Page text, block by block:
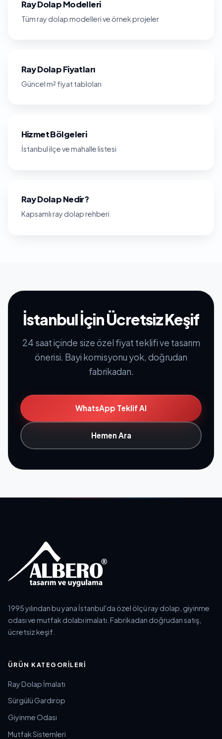
Ray Dolap Modelleri
Tüm ray dolap modelleri ve örnek projeler
Ray Dolap Fiyatları
Güncel m² fiyat tabloları
Hizmet Bölgeleri
İstanbul ilçe ve mahalle listesi
Ray Dolap Nedir?
Kapsamlı ray dolap rehberi
İstanbul İçin Ücretsiz Keşif
24 saat içinde size özel fiyat teklifi ve tasarım
önerisi. Bayi komisyonu yok, doğrudan
fabrikadan.
WhatsApp Teklif Al
Hemen Ara
1995 yılından bu yana İstanbul'da özel ölçü ray dolap, giyinme
odası ve mutfak dolabı imalatı. Fabrikadan doğrudan satış,
ücretsiz keşif.
ÜRÜN KATEGORILERI
Ray Dolap İmalatı
Sürgülü Gardırop
Giyinme Odası
Mutfak Sistemleri